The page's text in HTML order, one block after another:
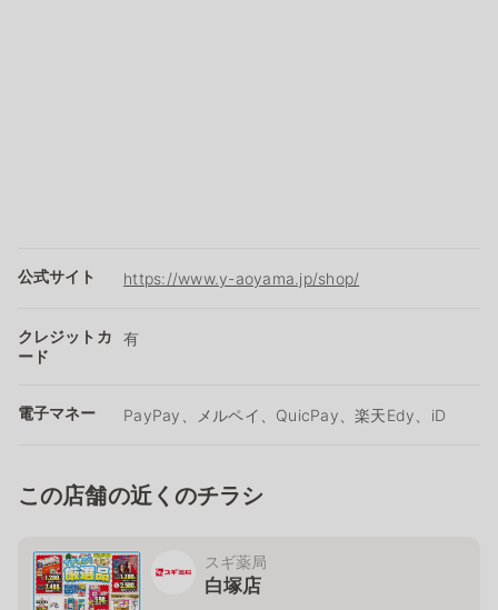
公式サイト https://www.y-aoyama.jp/shop/
クレジットカ
ード
有
電子マネー PayPay、メルペイ、QuicPay、楽天Edy、iD
この店舗の近くのチラシ
スギ薬局
白塚店